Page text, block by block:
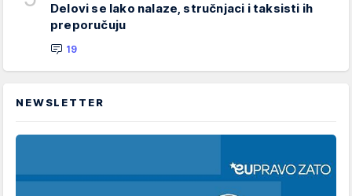
Delovi se lako nalaze, stručnjaci i taksisti ih
preporučuju
19
NEWSLETTER